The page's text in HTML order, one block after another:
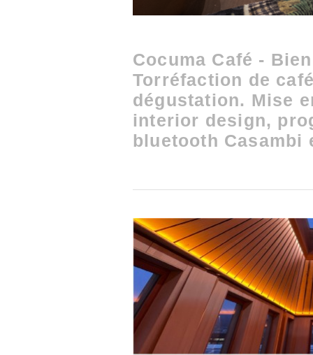
Cocuma Café -
Torréfaction de
dégustation. Mise
interior design,
bluetooth Casambi